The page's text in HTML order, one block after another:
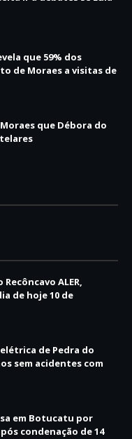
que 59% dos
de Moraes a visitas de
que Débora do
ALER,
de hoje 10 de
de Pedra do
sem acidentes com
em Botucatu por
condenação de 14